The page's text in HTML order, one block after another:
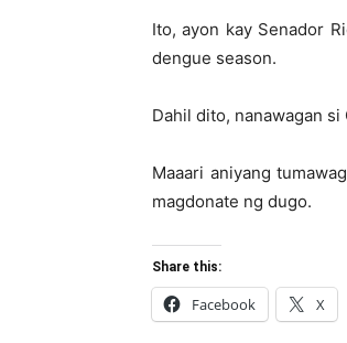
Ito, ayon kay Senador
dengue season.
Dahil dito, nanawagan
Maaari aniyang
magdonate ng dugo.
Share this:
Facebook X